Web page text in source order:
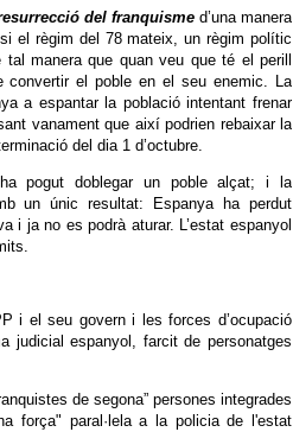
del franquismed’una manera
el règim del 78 mateix, un règim polític
manera que quan veu que té el perill
el poble en el seu enemic. La
a espantar la població intentant frenar
vanament que així podrien rebaixar la
del dia 1 d’octubre.
pogut doblegar un poble alçat; i la
un únic resultat: Espanya ha perdut
i ja no es podrà aturar. L’estat espanyol
i el seu govern i les forces d’ocupació
judicial espanyol, farcit de personatges
de segona” persones integrades
força" paral·lela a la policia de l'estat